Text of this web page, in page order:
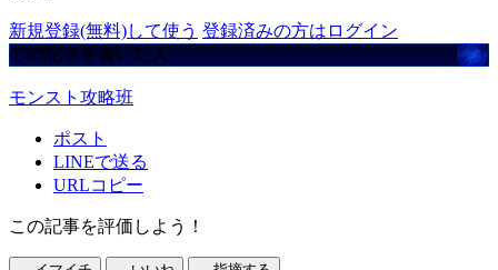
新規登録(無料)して使う 登録済みの方はログイン
この記事を書いた人
モンスト攻略班
ポスト
LINEで送る
URLコピー
この記事を評価しよう！